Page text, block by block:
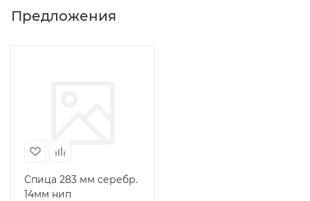
Предложения
Спица 283 мм серебр.
14мм нип